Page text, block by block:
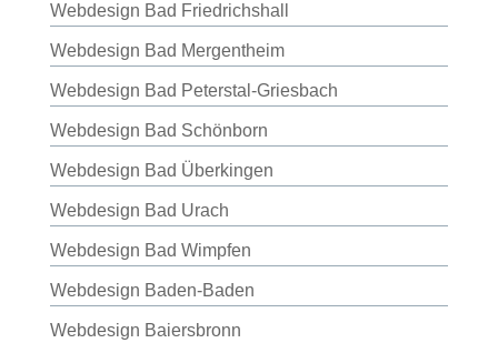
Webdesign Bad Friedrichshall
Webdesign Bad Mergentheim
Webdesign Bad Peterstal-Griesbach
Webdesign Bad Schönborn
Webdesign Bad Überkingen
Webdesign Bad Urach
Webdesign Bad Wimpfen
Webdesign Baden-Baden
Webdesign Baiersbronn